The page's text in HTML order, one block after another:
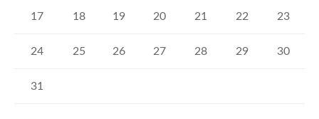
17 18 19 20 21 22 23
24 25 26 27 28 29 30
31